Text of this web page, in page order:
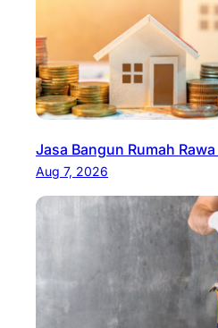
Jasa Bangun Rumah
Aug 7, 2026